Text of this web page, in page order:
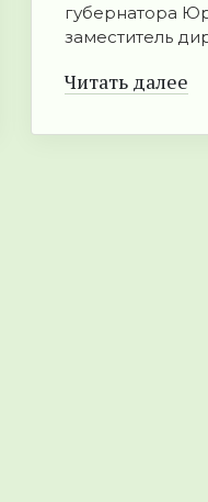
губернатора
заместитель
Читать далее